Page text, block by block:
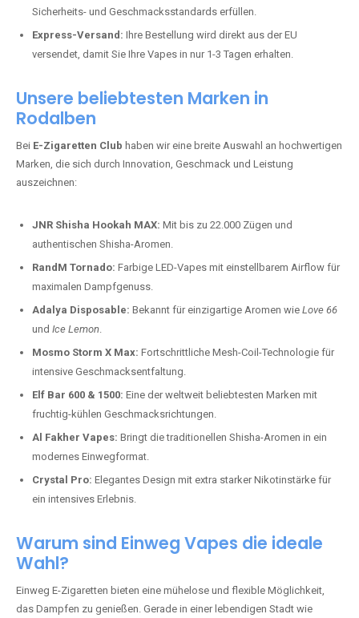
Sicherheits- und Geschmacksstandards erfüllen.
Express-Versand: Ihre Bestellung wird direkt aus der EU
versendet, damit Sie Ihre Vapes in nur 1-3 Tagen erhalten.
Unsere beliebtesten Marken in
Rodalben
Bei E-Zigaretten Club haben wir eine breite Auswahl an hochwertigen
Marken, die sich durch Innovation, Geschmack und Leistung
auszeichnen:
JNR Shisha Hookah MAX: Mit bis zu 22.000 Zügen und
authentischen Shisha-Aromen.
RandM Tornado: Farbige LED-Vapes mit einstellbarem Airflow für
maximalen Dampfgenuss.
Adalya Disposable: Bekannt für einzigartige Aromen wie Love 66
und Ice Lemon.
Mosmo Storm X Max: Fortschrittliche Mesh-Coil-Technologie für
intensive Geschmacksentfaltung.
Elf Bar 600 & 1500: Eine der weltweit beliebtesten Marken mit
fruchtig-kühlen Geschmacksrichtungen.
Al Fakher Vapes: Bringt die traditionellen Shisha-Aromen in ein
modernes Einwegformat.
Crystal Pro: Elegantes Design mit extra starker Nikotinstärke für
ein intensives Erlebnis.
Warum sind Einweg Vapes die ideale
Wahl?
Einweg E-Zigaretten bieten eine mühelose und flexible Möglichkeit,
das Dampfen zu genießen. Gerade in einer lebendigen Stadt wie